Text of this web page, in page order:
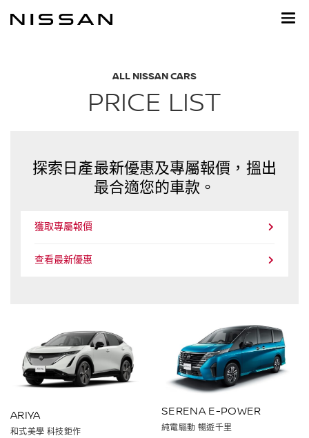
ALL NISSAN CARS
PRICE LIST
探索日產最新優惠及專屬報價，搵出
最合適您的車款。
獲取專屬報價
查看最新優惠
ARIYA
和式美學 科技鉅作
SERENA E-POWER
純電驅動 暢遊千里